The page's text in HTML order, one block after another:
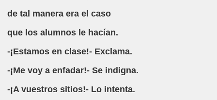
de tal manera era el caso
que los alumnos le hacían.
-¡Estamos en clase!- Exclama.
-¡Me voy a enfadar!- Se indigna.
-¡A vuestros sitios!- Lo intenta.